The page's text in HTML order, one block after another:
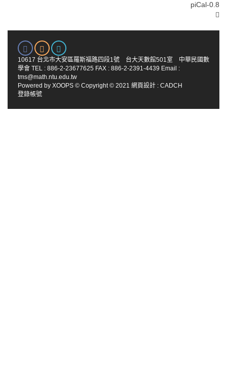
piCal-0.8
10617 台北市大安區羅斯福路四段1號 台大天數館501室 中華民國數
學會 TEL : 886-2-23677625 FAX : 886-2-2391-4439 Email :
tms@math.ntu.edu.tw
Powered by XOOPS © Copyright © 2021 網頁設計 : CADCH
登錄帳號